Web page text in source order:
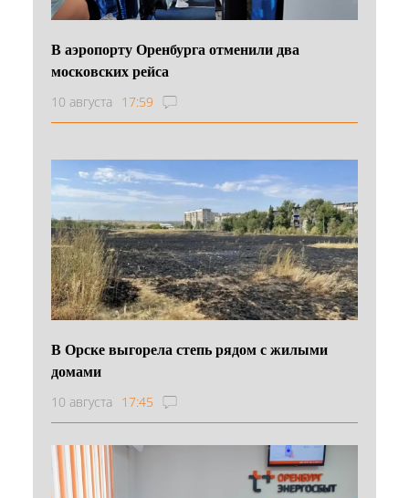
В аэропорту Оренбурга отменили два
московских рейса
10 августа 17:59
В Орске выгорела степь рядом с жилыми
домами
10 августа 17:45